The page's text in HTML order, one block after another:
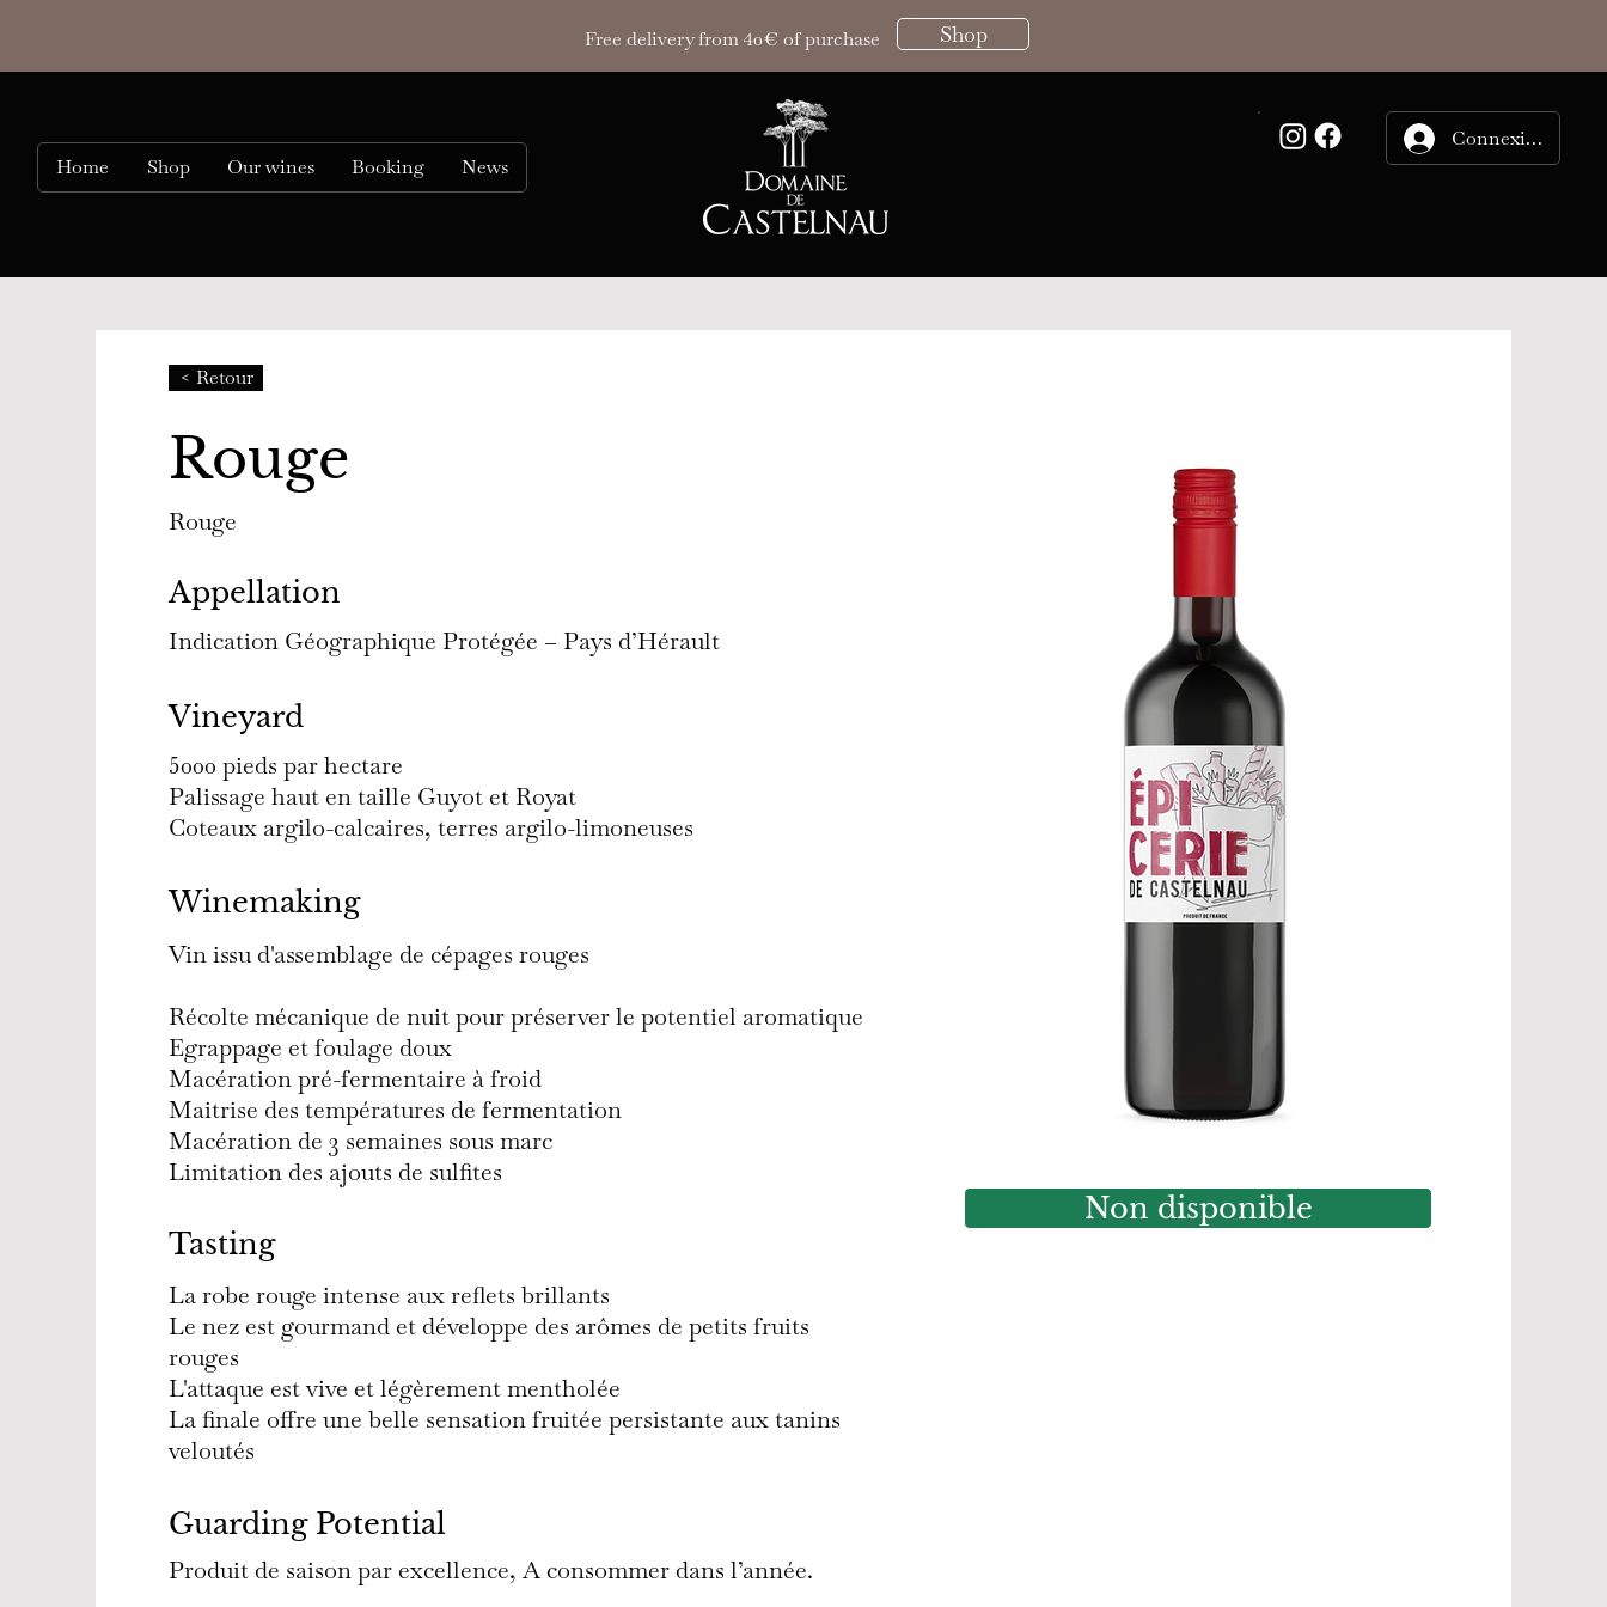
Free delivery from 40€ of purchase Shop
Home Shop Our wines Booking News
Connexion
< Retour
Rouge
Rouge
Appellation
Indication Géographique Protégée – Pays d’Hérault
Vineyard
5000 pieds par hectare
Palissage haut en taille Guyot et Royat
Coteaux argilo-calcaires, terres argilo-limoneuses
Winemaking
Vin issu d'assemblage de cépages rouges
Récolte mécanique de nuit pour préserver le potentiel aromatique
Egrappage et foulage doux
Macération pré-fermentaire à froid
Maitrise des températures de fermentation
Macération de 3 semaines sous marc
Limitation des ajouts de sulfites
Tasting
La robe rouge intense aux reflets brillants
Le nez est gourmand et développe des arômes de petits fruits
rouges
L'attaque est vive et légèrement mentholée
La finale offre une belle sensation fruitée persistante aux tanins
veloutés
Guarding Potential
Produit de saison par excellence, A consommer dans l’année.
Non disponible